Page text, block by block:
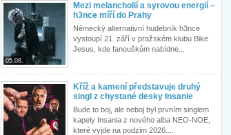
05.08.
Mezi melancholií a syrovou energií –
h3nce míří do Prahy
Německý alternativní hudebník h3nce
vystoupí 21. září v pražském klubu Bike
Jesus, kde fanouškům nabídne...
Kříž a kamení představuje druhý
singl z chystané desky Insanie
Bude to boj, ale neboj byl prvním singlem
kapely Insania z nového alba NEO-NOE,
které vyjde na podzim 2026....